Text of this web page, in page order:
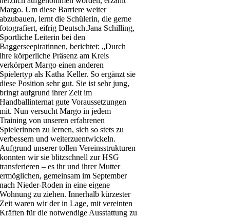
Margo. Um diese Barriere weiter
abzubauen, lernt die Schülerin, die gerne
fotografiert, eifrig Deutsch.Jana Schilling,
Sportliche Leiterin bei den
Baggerseepiratinnen, berichtet: „Durch
ihre körperliche Präsenz am Kreis
verkörpert Margo einen anderen
Spielertyp als Katha Keller. So ergänzt sie
diese Position sehr gut. Sie ist sehr jung,
bringt aufgrund ihrer Zeit im
Handballinternat gute Voraussetzungen
mit. Nun versucht Margo in jedem
Training von unseren erfahrenen
Spielerinnen zu lernen, sich so stets zu
verbessern und weiterzuentwickeln.
Aufgrund unserer tollen Vereinsstrukturen
konnten wir sie blitzschnell zur HSG
transferieren – es ihr und ihrer Mutter
ermöglichen, gemeinsam im September
nach Nieder-Roden in eine eigene
Wohnung zu ziehen. Innerhalb kürzester
Zeit waren wir der in Lage, mit vereinten
Kräften für die notwendige Ausstattung zu